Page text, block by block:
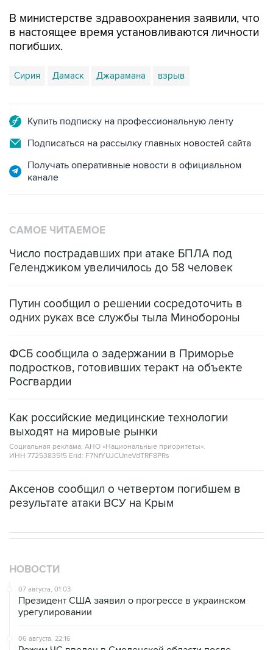
В министерстве здравоохранения заявили, что
в настоящее время установливаются личности
погибших.
Сирия Дамаск Джарамана взрыв
Купить подписку на профессиональную ленту
Подписаться на рассылку главных новостей сайта
Получать оперативные новости в официальном
канале
САМОЕ ЧИТАЕМОЕ
Число пострадавших при атаке БПЛА под
Геленджиком увеличилось до 58 человек
Путин сообщил о решении сосредоточить в
одних руках все службы тыла Минобороны
ФСБ сообщила о задержании в Приморье
подростков, готовивших теракт на объекте
Росгвардии
Как российские медицинские технологии
выходят на мировые рынки
Социальная реклама, АНО «Национальные приоритеты».
ИНН 7725383515 Erid: F7NfYUJCUneVdTRF8PRs
Аксенов сообщил о четвертом погибшем в
результате атаки ВСУ на Крым
НОВОСТИ
07 августа, 01:03
Президент США заявил о прогрессе в украинском
урегулировании
06 августа, 22:16